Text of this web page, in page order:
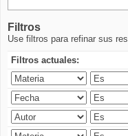
Filtros
Use filtros para refinar sus
Filtros actuales: